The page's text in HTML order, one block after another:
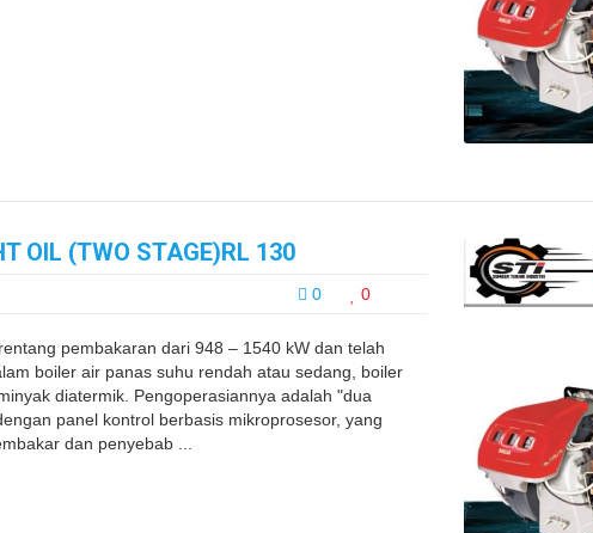
OIL (TWO STAGE)RL 130
0 0
pembakaran dari 948 – 1540 kW dan telah
boiler air panas suhu rendah atau sedang, boiler
diatermik. Pengoperasiannya adalah "dua
panel kontrol berbasis mikroprosesor, yang
dan penyebab ...